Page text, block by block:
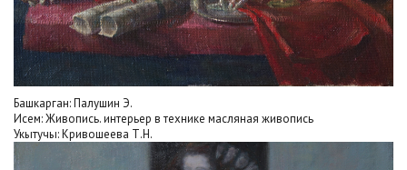
Башкарган: Палушин Э.
Исем: Живопись. интерьер в технике масляная живопись
Укытучы: Кривошеева Т.Н.